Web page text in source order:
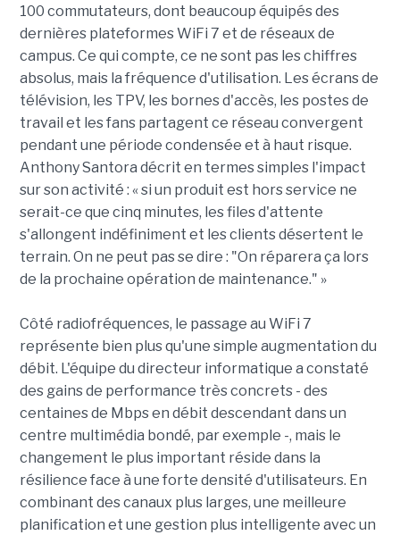
100 commutateurs, dont beaucoup équipés des
dernières plateformes WiFi 7 et de réseaux de
campus. Ce qui compte, ce ne sont pas les chiffres
absolus, mais la fréquence d'utilisation. Les écrans de
télévision, les TPV, les bornes d'accès, les postes de
travail et les fans partagent ce réseau convergent
pendant une période condensée et à haut risque.
Anthony Santora décrit en termes simples l'impact
sur son activité : « si un produit est hors service ne
serait-ce que cinq minutes, les files d'attente
s'allongent indéfiniment et les clients désertent le
terrain. On ne peut pas se dire : "On réparera ça lors
de la prochaine opération de maintenance." »
Côté radiofréquences, le passage au WiFi 7
représente bien plus qu'une simple augmentation du
débit. L'équipe du directeur informatique a constaté
des gains de performance très concrets - des
centaines de Mbps en débit descendant dans un
centre multimédia bondé, par exemple -, mais le
changement le plus important réside dans la
résilience face à une forte densité d'utilisateurs. En
combinant des canaux plus larges, une meilleure
planification et une gestion plus intelligente avec un